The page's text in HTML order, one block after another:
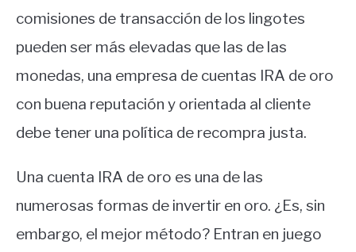
comisiones de transacción de los lingotes
pueden ser más elevadas que las de las
monedas, una empresa de cuentas IRA de oro
con buena reputación y orientada al cliente
debe tener una política de recompra justa.
Una cuenta IRA de oro es una de las
numerosas formas de invertir en oro. ¿Es, sin
embargo, el mejor método? Entran en juego